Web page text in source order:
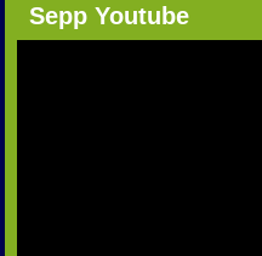
Sepp Youtube